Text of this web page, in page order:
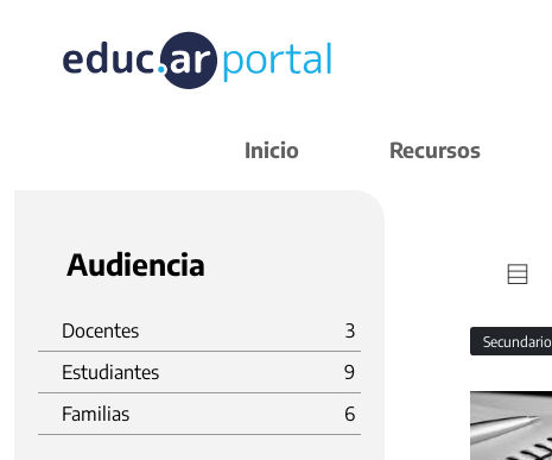
Inicio Recursos
Audiencia
Docentes
3
Estudiantes
9
Familias
6
Secundario